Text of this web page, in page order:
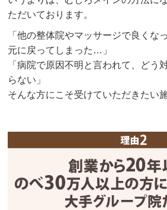
ただいております。
「他の整体院やマッサージで良くな
元に戻ってしまった…」
「病院で原因不明と言われて、どう
らない」
そんな方にこそ受けていただきたい